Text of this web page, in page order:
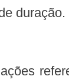
duração.